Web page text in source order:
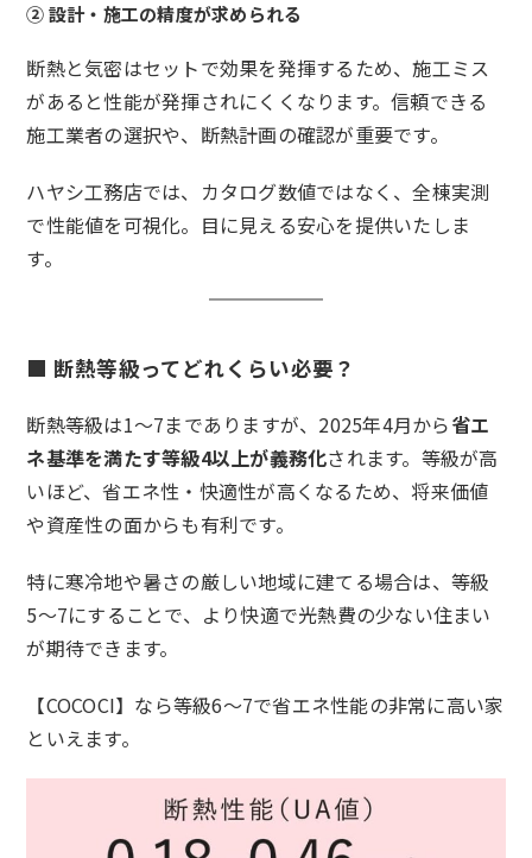
② 設計・施工の精度が求められる
断熱と気密はセットで効果を発揮するため、施工ミス
があると性能が発揮されにくくなります。信頼できる
施工業者の選択や、断熱計画の確認が重要です。
ハヤシ工務店では、カタログ数値ではなく、全棟実測
で性能値を可視化。目に見える安心を提供いたしま
す。
■ 断熱等級ってどれくらい必要？
断熱等級は1〜7までありますが、2025年4月から省エ
ネ基準を満たす等級4以上が義務化されます。等級が高
いほど、省エネ性・快適性が高くなるため、将来価値
や資産性の面からも有利です。
特に寒冷地や暑さの厳しい地域に建てる場合は、等級
5〜7にすることで、より快適で光熱費の少ない住まい
が期待できます。
【COCOCI】なら等級6〜7で省エネ性能の非常に高い家
といえます。